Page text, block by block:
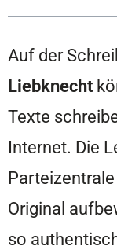
Auf der
Liebknecht
Texte
Internet. Die
Original
so